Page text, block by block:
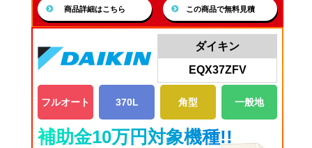
商品詳細はこちら この商品で無料見積
ダイキン
EQX37ZFV
フルオート 370L 角型 一般地
補助金10万円対象機種!!